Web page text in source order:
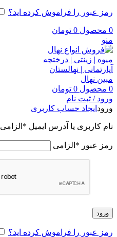
رمز عبور را فراموش کرده اید؟
0 محصول 0 تومان
منو
0 محصول 0 تومان
ورود / ثبت نام
ورود ایجاد حساب کاربری
نام کاربری یا آدرس ایمیل * الزامی
رمز عبور * الزامی
ورود
رمز عبور را فراموش کرده اید؟